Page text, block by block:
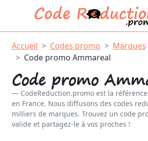
Accueil Codes promo Marques
Code promo Ammareal
Code promo
CodeReduction.promo est la
en France. Nous diffusons des codes
milliers de marques. Trouvez un code
valide et partagez-le à vos proches !